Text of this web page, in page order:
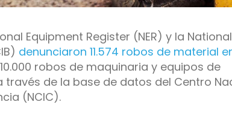
Equipment Register (NER) y la National
denunciaron 11.574 robos de material
robos de maquinaria y equipos de
de la base de datos del Centro
(NCIC).